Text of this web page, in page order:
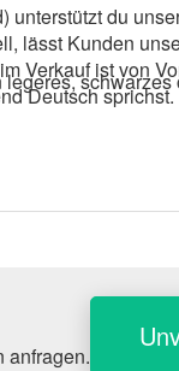
unterstützt du
lässt Kunden
Verkauf ist von
Deutsch sprichst.
anfragen.